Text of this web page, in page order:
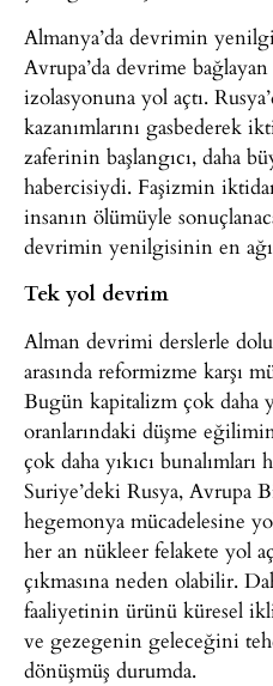
Almanya’da devrimin
Avrupa’da devrime
izolasyonuna yol açtı.
kazanımlarını gasbederek
zaferinin başlangıcı, daha
habercisiydi. Faşizmin
insanın ölümüyle
devrimin yenilgisinin en
Tek yol devrim
Alman devrimi derslerle
arasında reformizme karşı
Bugün kapitalizm çok daha
oranlarındaki düşme
çok daha yıkıcı bunalımları
Suriye’deki Rusya, Avrupa
hegemonya mücadelesine
her an nükleer felakete yol
çıkmasına neden olabilir.
faaliyetinin ürünü küresel
ve gezegenin geleceğini
dönüşmüş durumda.